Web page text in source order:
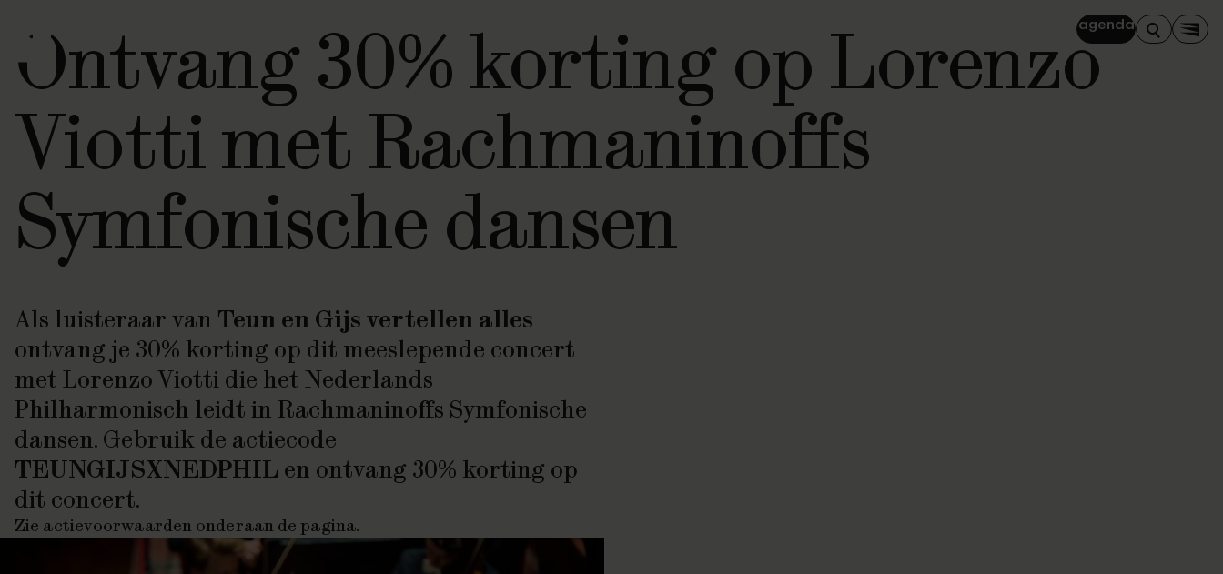
agenda
Zoeken
Ontvang 30% korting op Lorenzo
Viotti met Rachmaninoffs
Symfonische dansen
Als luisteraar van Teun en Gijs vertellen alles
ontvang je 30% korting op dit meeslepende concert
met Lorenzo Viotti die het Nederlands
Philharmonisch leidt in Rachmaninoffs Symfonische
dansen. Gebruik de actiecode
TEUNGIJSXNEDPHIL en ontvang 30% korting op
dit concert.
Zie actievoorwaarden onderaan de pagina.